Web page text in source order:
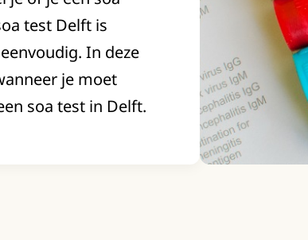
test Delft is
In deze
je moet
soa test in Delft.